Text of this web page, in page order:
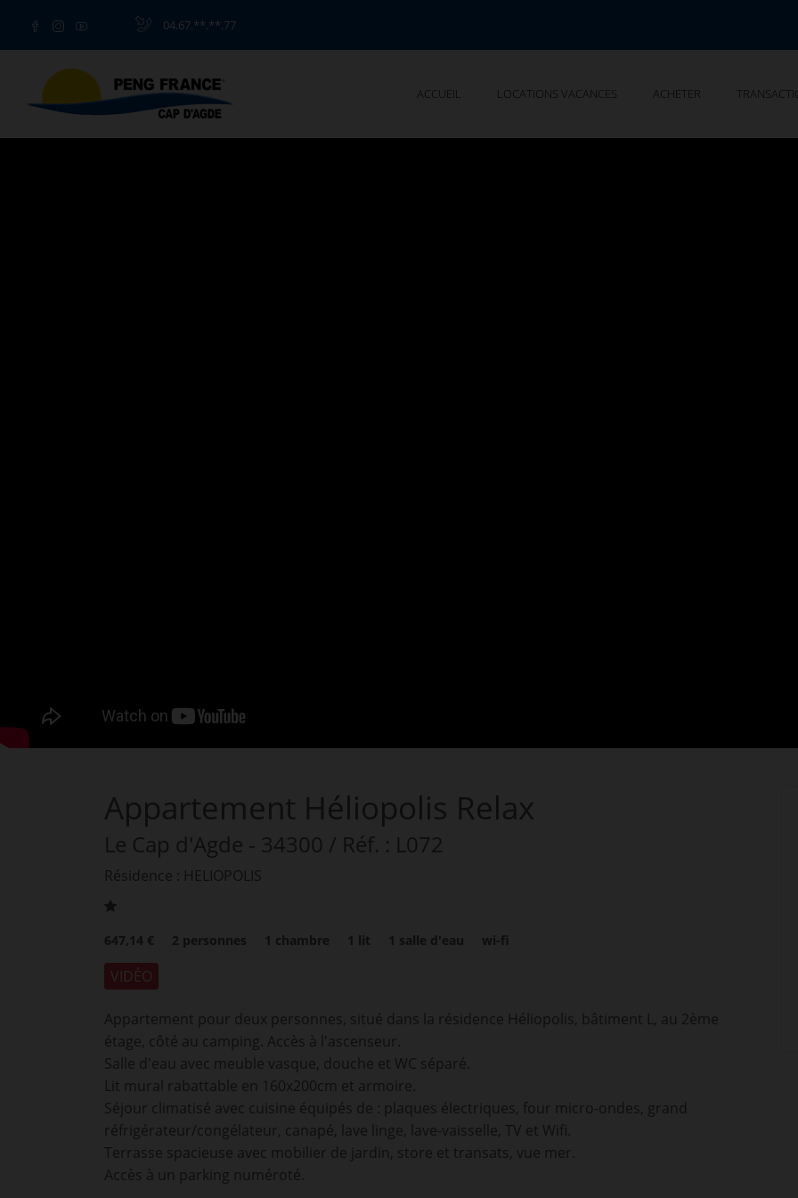
04.67.**.**.77
ACCUEIL LOCATIONS VACANCES ACHETER
Appartement Héliopolis Relax
Le Cap d'Agde - 34300 / Réf. : L072
Résidence : HELIOPOLIS
647,14 € 2 personnes 1 chambre 1 lit 1 salle d'eau wi-fi
VIDÉO
Appartement pour deux personnes, situé dans la résidence Héliopolis, bâtiment L, au 2ème
étage, côté au camping. Accès à l'ascenseur.
Salle d'eau avec meuble vasque, douche et WC séparé.
Lit mural rabattable en 160x200cm et armoire.
Séjour climatisé avec cuisine équipés de : plaques électriques, four micro-ondes, grand
réfrigérateur/congélateur, canapé, lave linge, lave-vaisselle, TV et Wifi.
Terrasse spacieuse avec mobilier de jardin, store et transats, vue mer.
Accès à un parking numéroté.